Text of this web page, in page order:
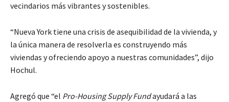
vecindarios más vibrantes y sostenibles.
“Nueva York tiene una crisis de asequibilidad de la vivienda, y
la única manera de resolverla es construyendo más
viviendas y ofreciendo apoyo a nuestras comunidades”, dijo
Hochul.
Agregó que “el Pro-Housing Supply Fundayudará a las